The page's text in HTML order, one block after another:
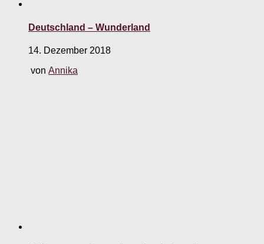
Deutschland – Wunderland
14. Dezember 2018
von Annika